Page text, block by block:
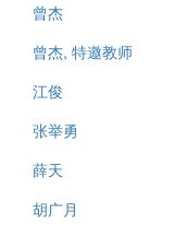
曾杰
曾杰, 特邀教师
江俊
张举勇
薛天
胡广月